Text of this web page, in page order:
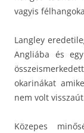
vagyis
Langley
Angliába és
okarinákat
nem volt
Közepes